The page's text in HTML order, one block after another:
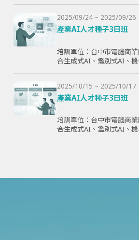
幫助學員更好了解ESG與碳
用，提高企業實現減碳目標
2025/09/24 ~ 2025/09/26
產業AI人才種子3日班
培訓單位：台中市電腦商
合生成式AI、鑑別式AI、
力。
2025/10/15 ~ 2025/10/17
產業AI人才種子3日班
培訓單位：台中市電腦商
合生成式AI、鑑別式AI、